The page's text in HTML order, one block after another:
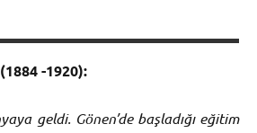
-1920):
geldi. Gönen’de başladığı eğitim